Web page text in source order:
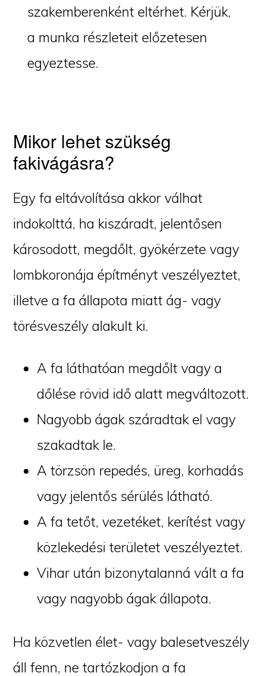
szakemberenként eltérhet. Kérjük,
a munka részleteit előzetesen
egyeztesse.
Mikor lehet szükség
fakivágásra?
Egy fa eltávolítása akkor válhat
indokolttá, ha kiszáradt, jelentősen
károsodott, megdőlt, gyökérzete vagy
lombkoronája építményt veszélyeztet,
illetve a fa állapota miatt ág- vagy
törésveszély alakult ki.
A fa láthatóan megdőlt vagy a
dőlése rövid idő alatt megváltozott.
Nagyobb ágak száradtak el vagy
szakadtak le.
A törzsön repedés, üreg, korhadás
vagy jelentős sérülés látható.
A fa tetőt, vezetéket, kerítést vagy
közlekedési területet veszélyeztet.
Vihar után bizonytalanná vált a fa
vagy nagyobb ágak állapota.
Ha közvetlen élet- vagy balesetveszély
áll fenn, ne tartózkodjon a fa